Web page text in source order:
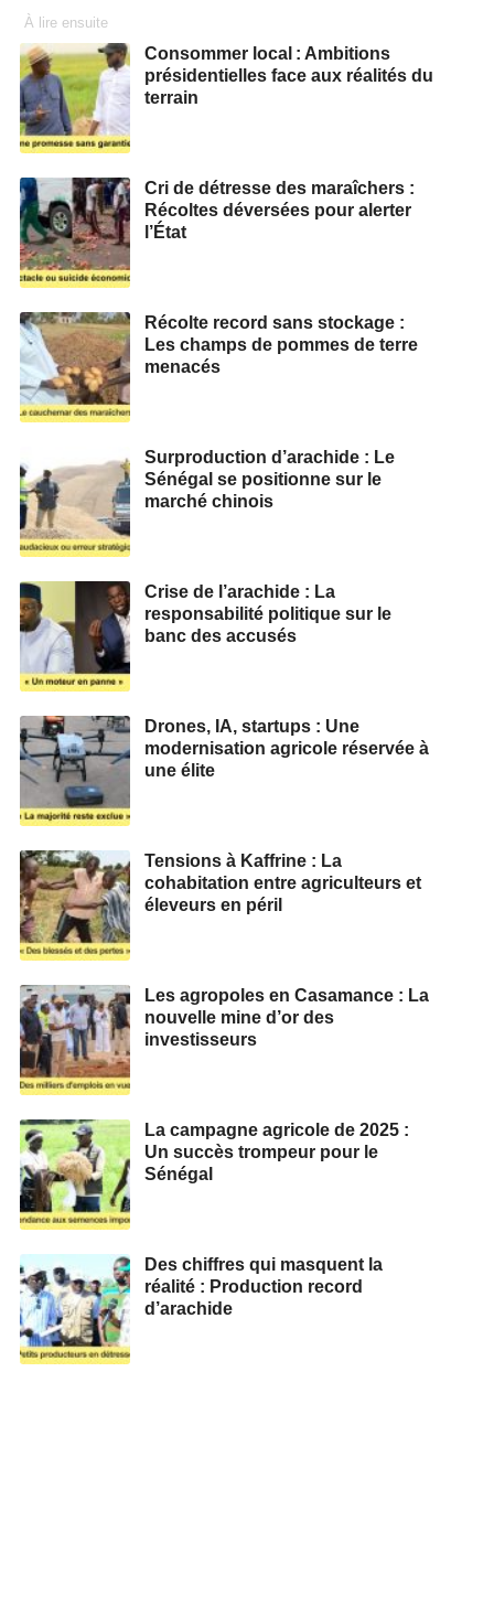
À lire ensuite
Consommer local : Ambitions
présidentielles face aux réalités du
terrain
Cri de détresse des maraîchers :
Récoltes déversées pour alerter
l’État
Récolte record sans stockage :
Les champs de pommes de terre
menacés
Surproduction d’arachide : Le
Sénégal se positionne sur le
marché chinois
Crise de l’arachide : La
responsabilité politique sur le
banc des accusés
Drones, IA, startups : Une
modernisation agricole réservée à
une élite
Tensions à Kaffrine : La
cohabitation entre agriculteurs et
éleveurs en péril
Les agropoles en Casamance : La
nouvelle mine d’or des
investisseurs
La campagne agricole de 2025 :
Un succès trompeur pour le
Sénégal
Des chiffres qui masquent la
réalité : Production record
d’arachide